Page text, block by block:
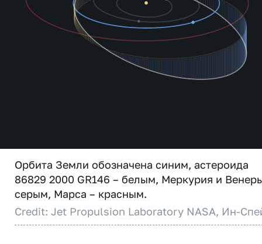
Орбита Земли обозначена синим, астероида
86829 2000 GR146 – белым, Меркурия и
серым, Марса – красным.
Credit: Jet Propulsion Laboratory NASA, Ин-